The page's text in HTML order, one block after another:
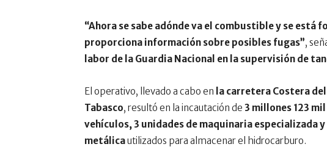
“Ahora se sabe adónde va el combustible y se
proporciona información sobre posibles fugas”,
labor de la Guardia Nacional en la supervisión de
El operativo, llevado a cabo en la carretera Costera
Tabasco, resultó en la incautación de 3 millones 123
vehículos, 3 unidades de maquinaria especializada
metálicautilizados para almacenar el hidrocarburo.